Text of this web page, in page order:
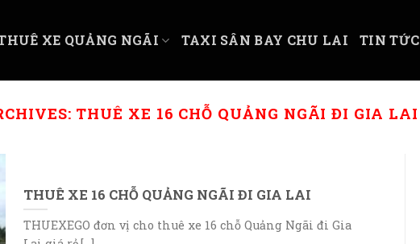
XE QUẢNG NGÃI TAXI SÂN BAY CHU LAI TIN TỨC
THUÊ XE 16 CHỖ QUẢNG NGÃI ĐI GIA LAI
THUÊ XE 16 CHỖ QUẢNG NGÃI ĐI GIA LAI
THUEXEGO đơn vị cho thuê xe 16 chỗ Quảng Ngãi đi Gia